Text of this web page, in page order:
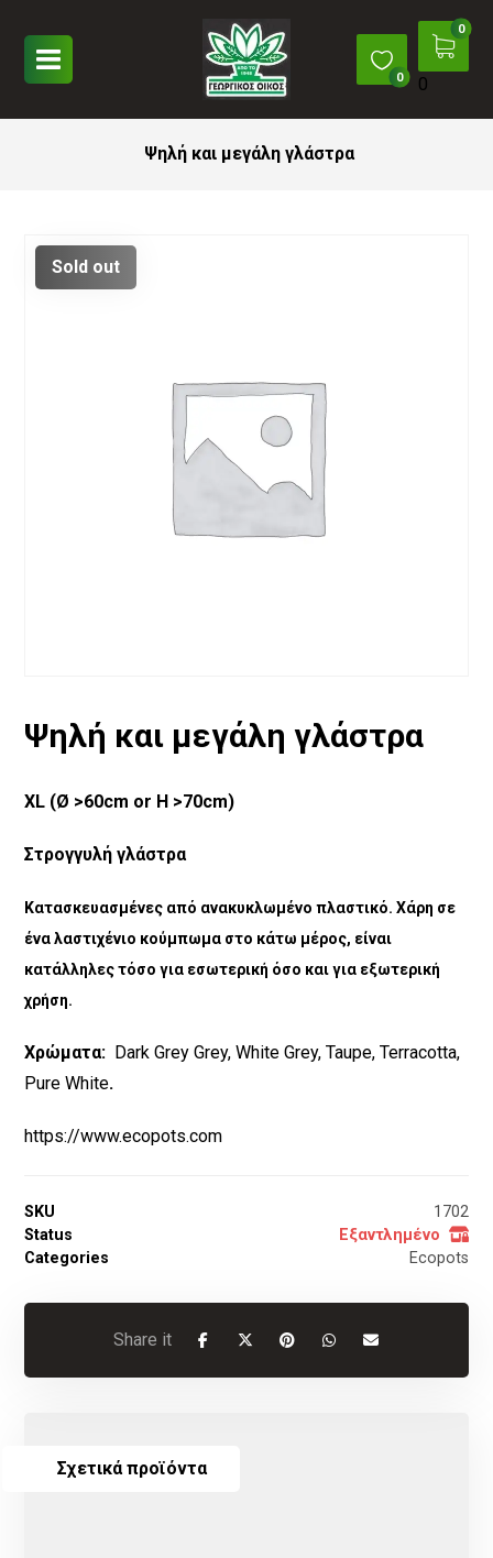
0
Ψηλή και μεγάλη γλάστρα
Sold out
Ψηλή και μεγάλη γλάστρα
XL (Ø >60cm or H >70cm)
Στρογγυλή γλάστρα
Κατασκευασμένες από ανακυκλωμένο πλαστικό.Χάρη σε
ένα λαστιχένιο κούμπωμα στο κάτω μέρος, είναι
κατάλληλες τόσο για εσωτερική όσο και για εξωτερική
χρήση.
Χρώματα: Dark Grey Grey, White Grey, Taupe, Terracotta,
Pure White.
https://www.ecopots.com
SKU
1702
Status
Εξαντλημένο
Categories
Ecopots
Σχετικά προϊόντα